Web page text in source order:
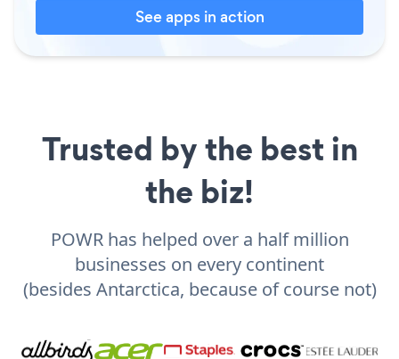
See apps in action
Trusted by the best in
the biz!
POWR has helped over a half million
businesses on every continent
(besides Antarctica, because of course not)